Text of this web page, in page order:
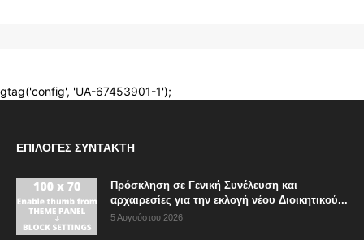
ΕΠΙΛΟΓΈΣ ΣΥΝΤΆΚΤΗ
Πρόσκληση σε Γενική Συνέλευση και
αρχαιρεσίες για την εκλογή νέου Διοικητικού...
5 Αυγούστου 2026